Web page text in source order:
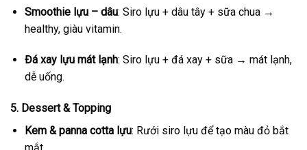
Smoothie lựu – dâu: Siro lựu + dâu tây + sữa chua →
healthy, giàu vitamin.
Đá xay lựu mát lạnh: Siro lựu + đá xay + sữa → mát lạnh,
dễ uống.
5. Dessert & Topping
Kem & panna cotta lựu: Rưới siro lựu để tạo màu đỏ bắt